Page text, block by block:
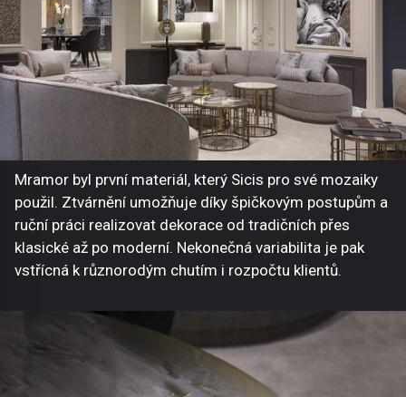
Mramor byl první materiál, který Sicis pro své mozaiky
použil. Ztvárnění umožňuje díky špičkovým postupům a
ruční práci realizovat dekorace od tradičních přes
klasické až po moderní. Nekonečná variabilita je pak
vstřícná k různorodým chutím i rozpočtu klientů.